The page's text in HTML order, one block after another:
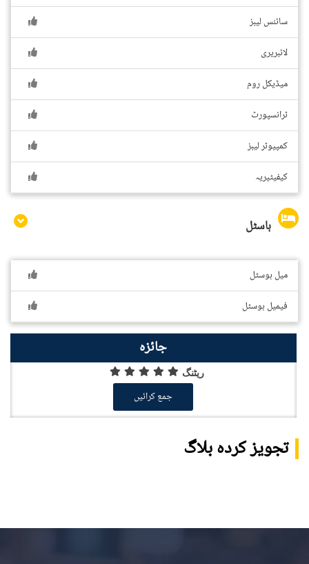
سائنس لیبز
لائبریری
میڈیکل روم
ٹرانسپورٹ
کمپیوٹر لیبز
کیفیٹیریہ
ہاسٹل
میل ہوسٹل
فیمیل ہوسٹل
جائزہ
ریٹنگ
جمع کرائیں
تجویز کردہ بلاگ